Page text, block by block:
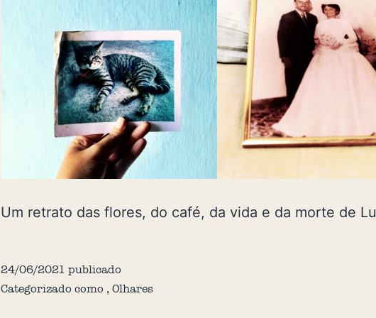
Um retrato das flores, do café, da vida e da morte de
24/06/2021 publicado
Categorizado como , Olhares